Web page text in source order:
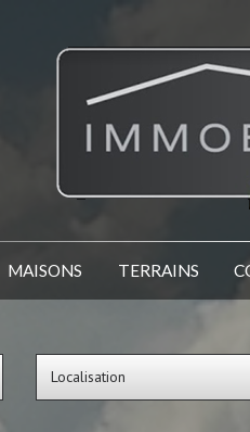
MAISONS TERRAINS
Localisation